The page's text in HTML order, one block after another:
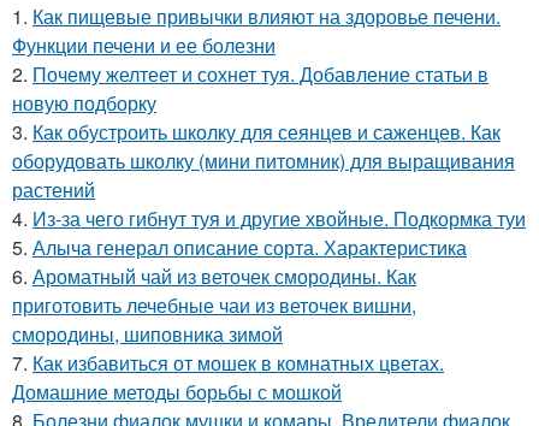
1. Как пищевые привычки влияют на здоровье печени.
Функции печени и ее болезни
2. Почему желтеет и сохнет туя. Добавление статьи в
новую подборку
3. Как обустроить школку для сеянцев и саженцев. Как
оборудовать школку (мини питомник) для выращивания
растений
4. Из-за чего гибнут туя и другие хвойные. Подкормка туи
5. Алыча генерал описание сорта. Характеристика
6. Ароматный чай из веточек смородины. Как
приготовить лечебные чаи из веточек вишни,
смородины, шиповника зимой
7. Как избавиться от мошек в комнатных цветах.
Домашние методы борьбы с мошкой
8. Болезни фиалок мушки и комары. Вредители фиалок